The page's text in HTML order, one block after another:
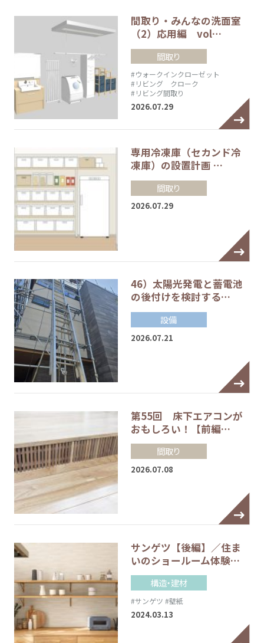
間取り・みんなの洗面室
（2）応用編 vol…
間取り
#ウォークインクローゼット
#リビング クローク
#リビング間取り
2026.07.29
専用冷凍庫（セカンド冷
凍庫）の設置計画 …
間取り
2026.07.29
46）太陽光発電と蓄電池
の後付けを検討する…
設備
2026.07.21
第55回 床下エアコンが
おもしろい！【前編…
間取り
2026.07.08
サンゲツ【後編】／住ま
いのショールーム体験…
構造・建材
#サンゲツ #壁紙
2024.03.13